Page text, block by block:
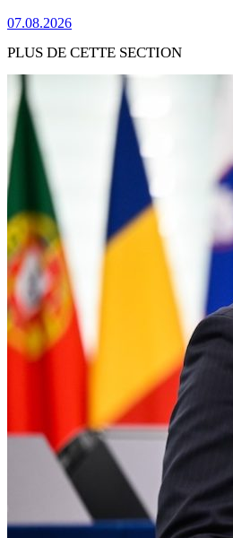
07.08.2026
PLUS DE CETTE SECTION